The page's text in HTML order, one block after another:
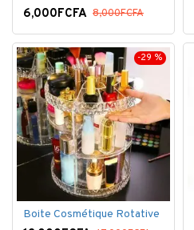
6,000FCFA 8,000FCFA
-29 %
Boite Cosmétique Rotative